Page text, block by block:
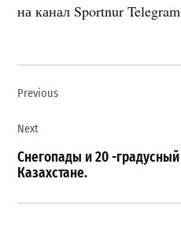
на канал Sportnur
по
записям
Previous
Next
Снегопады и 20 -
Казахстане.